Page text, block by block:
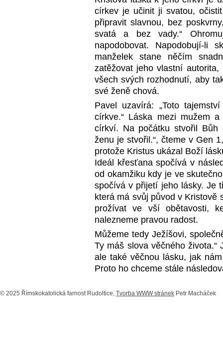
církev je učinit ji svatou,
připravit slavnou, bez
svatá a bez vady.“
napodobovat. Napodobují-li
manželek stane něčím
zatěžovat jeho vlastní
všech svých rozhodnutí, aby
své ženě chová.
Pavel uzavírá: „Toto
církve.“ Láska mezi mužem
církví. Na počátku stvořil Bůh
ženu je stvořil.“, čteme v Gen
protože Kristus ukázal Boží
Ideál křesťana spočívá v
od okamžiku kdy je ve
spočívá v přijetí jeho lásky. Je
která má svůj původ v Kristově
prožívat ve vší obětavosti,
nalezneme pravou radost.
Můžeme tedy Ježíšovi,
Ty máš slova věčného
ale také věčnou lásku, jak
Proto ho chceme stále
© 2025 Římskokatolická farnost Rudoltice, Tvorba WWW stránek Petr Macháček